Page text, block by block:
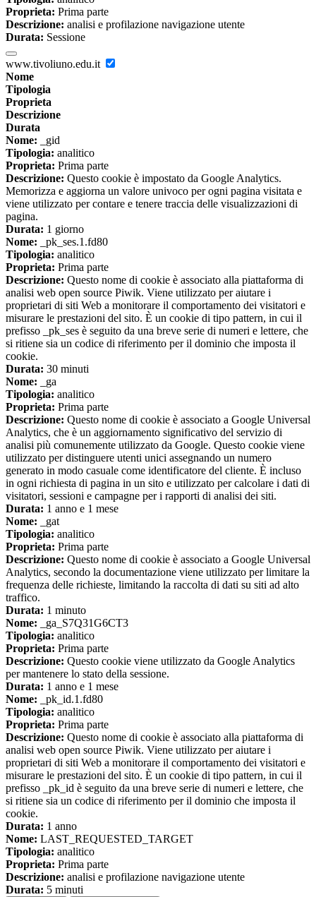
Proprieta: Prima parte
Descrizione: analisi e profilazione navigazione utente
Durata: Sessione
www.tivoliuno.edu.it
Nome
Tipologia
Proprieta
Descrizione
Durata
Nome: _gid
Tipologia: analitico
Proprieta: Prima parte
Descrizione: Questo cookie è impostato da Google Analytics.
Memorizza e aggiorna un valore univoco per ogni pagina visitata e
viene utilizzato per contare e tenere traccia delle visualizzazioni di
pagina.
Durata: 1 giorno
Nome: _pk_ses.1.fd80
Tipologia: analitico
Proprieta: Prima parte
Descrizione: Questo nome di cookie è associato alla piattaforma di
analisi web open source Piwik. Viene utilizzato per aiutare i
proprietari di siti Web a monitorare il comportamento dei visitatori e
misurare le prestazioni del sito. È un cookie di tipo pattern, in cui il
prefisso _pk_ses è seguito da una breve serie di numeri e lettere, che
si ritiene sia un codice di riferimento per il dominio che imposta il
cookie.
Durata: 30 minuti
Nome: _ga
Tipologia: analitico
Proprieta: Prima parte
Descrizione: Questo nome di cookie è associato a Google Universal
Analytics, che è un aggiornamento significativo del servizio di
analisi più comunemente utilizzato da Google. Questo cookie viene
utilizzato per distinguere utenti unici assegnando un numero
generato in modo casuale come identificatore del cliente. È incluso
in ogni richiesta di pagina in un sito e utilizzato per calcolare i dati di
visitatori, sessioni e campagne per i rapporti di analisi dei siti.
Durata: 1 anno e 1 mese
Nome: _gat
Tipologia: analitico
Proprieta: Prima parte
Descrizione: Questo nome di cookie è associato a Google Universal
Analytics, secondo la documentazione viene utilizzato per limitare la
frequenza delle richieste, limitando la raccolta di dati su siti ad alto
traffico.
Durata: 1 minuto
Nome: _ga_S7Q31G6CT3
Tipologia: analitico
Proprieta: Prima parte
Descrizione: Questo cookie viene utilizzato da Google Analytics
per mantenere lo stato della sessione.
Durata: 1 anno e 1 mese
Nome: _pk_id.1.fd80
Tipologia: analitico
Proprieta: Prima parte
Descrizione: Questo nome di cookie è associato alla piattaforma di
analisi web open source Piwik. Viene utilizzato per aiutare i
proprietari di siti Web a monitorare il comportamento dei visitatori e
misurare le prestazioni del sito. È un cookie di tipo pattern, in cui il
prefisso _pk_id è seguito da una breve serie di numeri e lettere, che
si ritiene sia un codice di riferimento per il dominio che imposta il
cookie.
Durata: 1 anno
Nome: LAST_REQUESTED_TARGET
Tipologia: analitico
Proprieta: Prima parte
Descrizione: analisi e profilazione navigazione utente
Durata: 5 minuti